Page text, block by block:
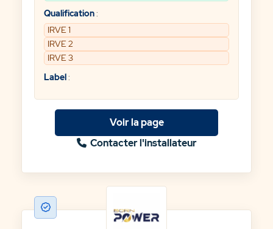
Qualification:
IRVE 1
IRVE 2
IRVE 3
Label:
Voir la page
Contacter l'installateur